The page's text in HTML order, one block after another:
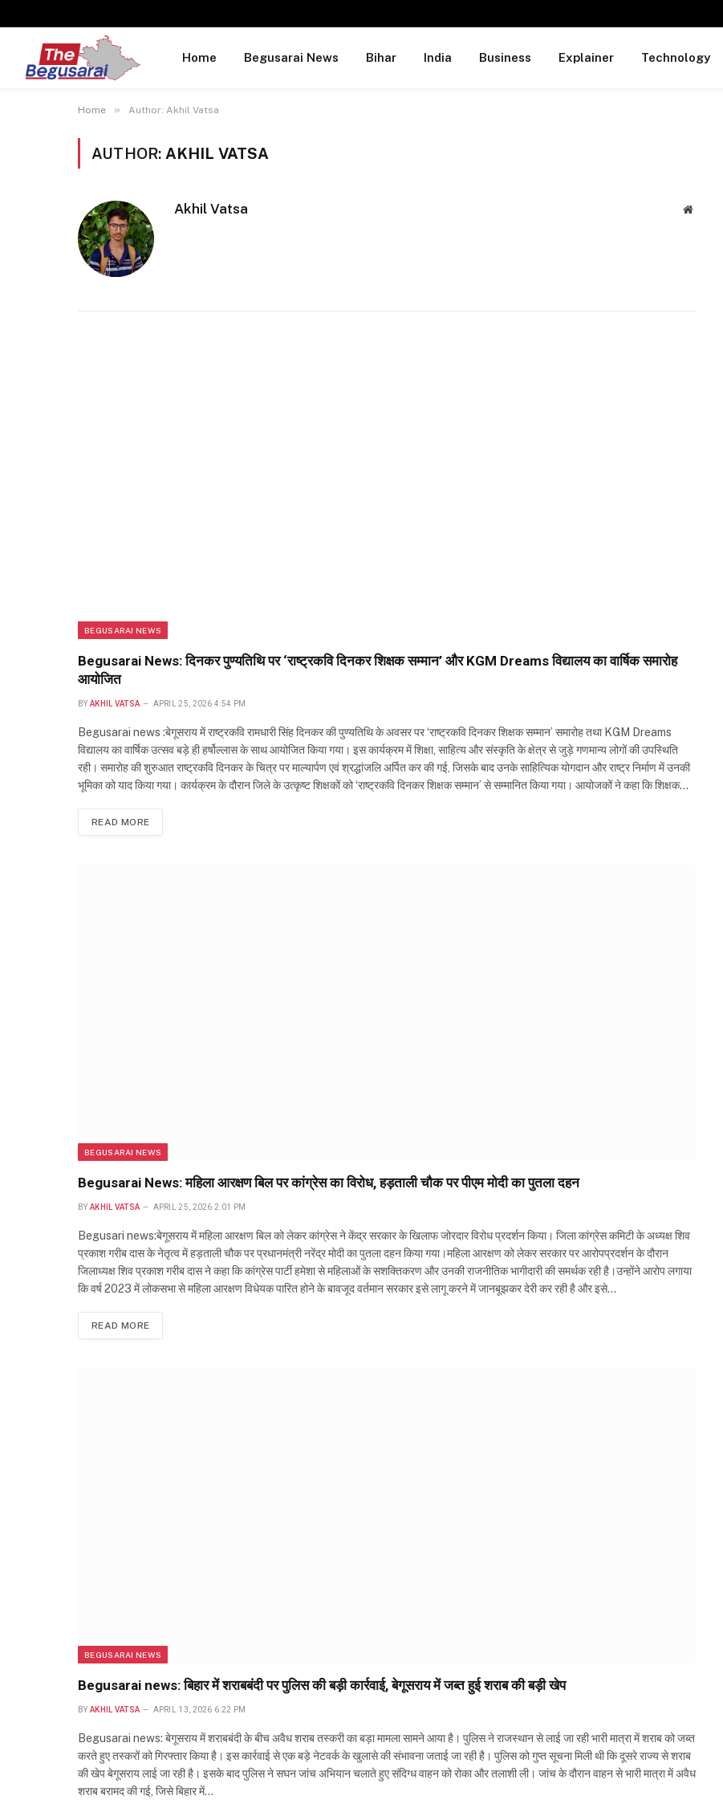
Home Begusarai News Bihar India Business Explainer Technology
Home » Author: Akhil Vatsa
AUTHOR: AKHIL VATSA
Akhil Vatsa Website
BEGUSARAI NEWS
Begusarai News: दिनकर पुण्यतिथि पर ‘राष्ट्रकवि दिनकर शिक्षक सम्मान’ और KGM Dreams विद्यालय का वार्षिक समारोह
आयोजित
BY AKHIL VATSA APRIL 25, 2026 4:54 PM
Begusarai news :बेगूसराय में राष्ट्रकवि रामधारी सिंह दिनकर की पुण्यतिथि के अवसर पर ‘राष्ट्रकवि दिनकर शिक्षक सम्मान’ समारोह तथा KGM Dreams
विद्यालय का वार्षिक उत्सव बड़े ही हर्षोल्लास के साथ आयोजित किया गया। इस कार्यक्रम में शिक्षा, साहित्य और संस्कृति के क्षेत्र से जुड़े गणमान्य लोगों की उपस्थिति
रही। समारोह की शुरुआत राष्ट्रकवि दिनकर के चित्र पर माल्यार्पण एवं श्रद्धांजलि अर्पित कर की गई, जिसके बाद उनके साहित्यिक योगदान और राष्ट्र निर्माण में उनकी
भूमिका को याद किया गया। कार्यक्रम के दौरान जिले के उत्कृष्ट शिक्षकों को ‘राष्ट्रकवि दिनकर शिक्षक सम्मान’ से सम्मानित किया गया। आयोजकों ने कहा कि शिक्षक…
READ MORE
BEGUSARAI NEWS
Begusarai News: महिला आरक्षण बिल पर कांग्रेस का विरोध, हड़ताली चौक पर पीएम मोदी का पुतला दहन
BY AKHIL VATSA APRIL 25, 2026 2:01 PM
Begusari news:बेगूसराय में महिला आरक्षण बिल को लेकर कांग्रेस ने केंद्र सरकार के खिलाफ जोरदार विरोध प्रदर्शन किया। जिला कांग्रेस कमिटी के अध्यक्ष शिव
प्रकाश गरीब दास के नेतृत्व में हड़ताली चौक पर प्रधानमंत्री नरेंद्र मोदी का पुतला दहन किया गया।महिला आरक्षण को लेकर सरकार पर आरोपप्रदर्शन के दौरान
जिलाध्यक्ष शिव प्रकाश गरीब दास ने कहा कि कांग्रेस पार्टी हमेशा से महिलाओं के सशक्तिकरण और उनकी राजनीतिक भागीदारी की समर्थक रही है।उन्होंने आरोप लगाया
कि वर्ष 2023 में लोकसभा से महिला आरक्षण विधेयक पारित होने के बावजूद वर्तमान सरकार इसे लागू करने में जानबूझकर देरी कर रही है और इसे…
READ MORE
BEGUSARAI NEWS
Begusarai news: बिहार में शराबबंदी पर पुलिस की बड़ी कार्रवाई, बेगूसराय में जब्त हुई शराब की बड़ी खेप
BY AKHIL VATSA APRIL 13, 2026 6:22 PM
Begusarai news: बेगूसराय में शराबबंदी के बीच अवैध शराब तस्करी का बड़ा मामला सामने आया है। पुलिस ने राजस्थान से लाई जा रही भारी मात्रा में शराब को जब्त
करते हुए तस्करों को गिरफ्तार किया है। इस कार्रवाई से एक बड़े नेटवर्क के खुलासे की संभावना जताई जा रही है। पुलिस को गुप्त सूचना मिली थी कि दूसरे राज्य से शराब
की खेप बेगूसराय लाई जा रही है। इसके बाद पुलिस ने सघन जांच अभियान चलाते हुए संदिग्ध वाहन को रोका और तलाशी ली। जांच के दौरान वाहन से भारी मात्रा में अवैध
शराब बरामद की गई, जिसे बिहार में…